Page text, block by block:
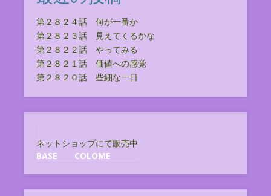
第２８２４話 何が一番か
第２８２３話 見えてくるかな
第２８２２話 やってみる
第２８２１話 価値への感覚
第２８２０話 些細な一日
ネットショップにて販売中
BASE
COLOME